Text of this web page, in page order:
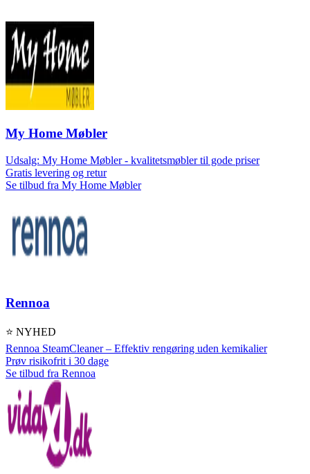
My Home Møbler
Udsalg: My Home Møbler - kvalitetsmøbler til gode priser
Gratis levering og retur
Se tilbud fra My Home Møbler
Rennoa
⭐ NYHED
Rennoa SteamCleaner – Effektiv rengøring uden kemikalier
Prøv risikofrit i 30 dage
Se tilbud fra Rennoa